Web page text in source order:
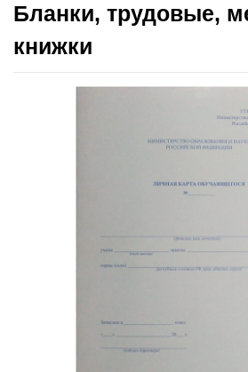
Бланки, трудовые,
книжки